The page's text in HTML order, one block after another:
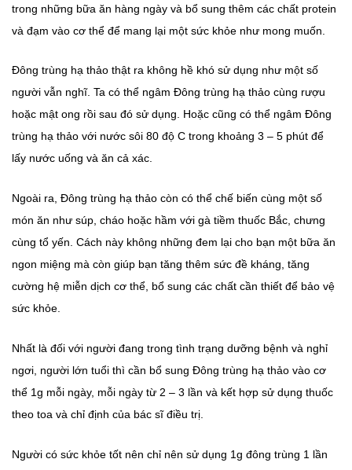
trong những bữa ăn hàng ngày và bổ sung thêm các chất protein
và đạm vào cơ thể để mang lại một sức khỏe như mong muốn.
Đông trùng hạ thảo thật ra không hề khó sử dụng như một số
người vẫn nghĩ. Ta có thể ngâm Đông trùng hạ thảo cùng rượu
hoặc mật ong rồi sau đó sử dụng. Hoặc cũng có thể ngâm Đông
trùng hạ thảo với nước sôi 80 độ C trong khoảng 3 – 5 phút để
lấy nước uống và ăn cả xác.
Ngoài ra, Đông trùng hạ thảo còn có thể chế biến cùng một số
món ăn như súp, cháo hoặc hầm với gà tiềm thuốc Bắc, chưng
cùng tổ yến. Cách này không những đem lại cho bạn một bữa ăn
ngon miệng mà còn giúp bạn tăng thêm sức đề kháng, tăng
cường hệ miễn dịch cơ thể, bổ sung các chất cần thiết để bảo vệ
sức khỏe.
Nhất là đối với người đang trong tình trạng dưỡng bệnh và nghỉ
ngơi, người lớn tuổi thì cần bổ sung Đông trùng hạ thảo vào cơ
thể 1g mỗi ngày, mỗi ngày từ 2 – 3 lần và kết hợp sử dụng thuốc
theo toa và chỉ định của bác sĩ điều trị.
Người có sức khỏe tốt nên chỉ nên sử dụng 1g đông trùng 1 lần